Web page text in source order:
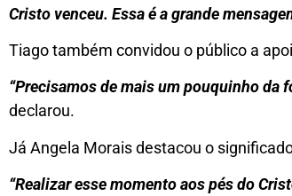
Cristo venceu. Essa é a grande
Tiago também convidou o público a
“Precisamos de mais um pouquinho da
declarou.
Já Angela Morais destacou o
“Realizar esse momento aos pés do